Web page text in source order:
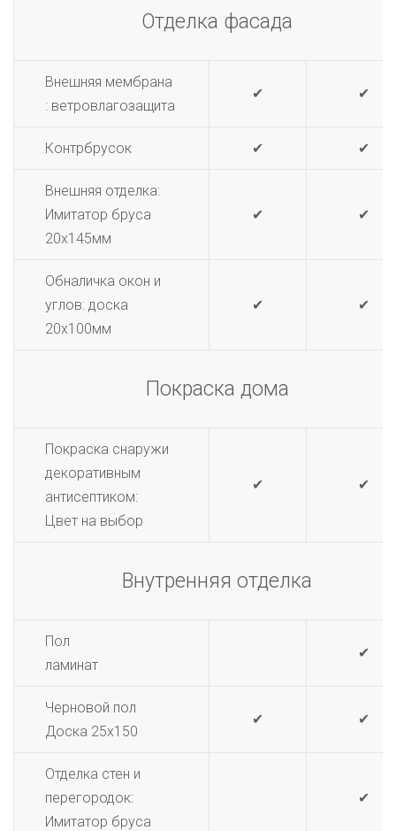
Отделка фасада
Внешняя мембрана
: ветровлагозащита
✔ ✔
Контрбрусок ✔ ✔
Внешняя отделка:
Имитатор бруса
20х145мм
✔ ✔
Обналичка окон и
углов: доска
20х100мм
✔ ✔
Покраска дома
Покраска снаружи
декоративным
антисептиком:
Цвет на выбор
✔ ✔
Внутренняя отделка
Пол
ламинат
✔
Черновой пол
Доска 25х150
✔ ✔
Отделка стен и
перегородок:
Имитатор бруса
✔